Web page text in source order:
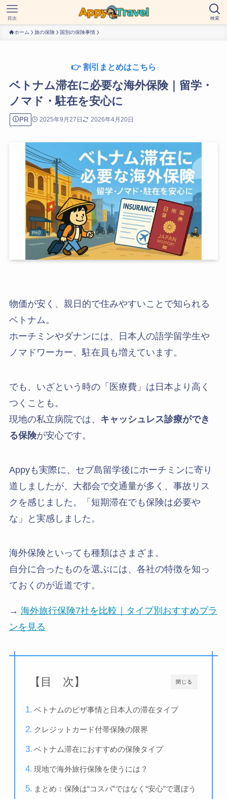
検索
目次
ホーム 旅の保険 国別の保険事情
👉 割引まとめはこちら
ベトナム滞在に必要な海外保険｜留学・
ノマド・駐在を安心に
PR 2025年9月27日 2026年4月20日
物価が安く、親日的で住みやすいことで知られる
ベトナム。
ホーチミンやダナンには、日本人の語学留学生や
ノマドワーカー、駐在員も増えています。
でも、いざという時の「医療費」は日本より高く
つくことも。
現地の私立病院では、 キャッシュレス診療ができ
る保険が安心です。
Appyも実際に、セブ島留学後にホーチミンに寄り
道しましたが、大都会で交通量が多く、事故リス
クを感じました。「短期滞在でも保険は必要や
な」と実感しました。
海外保険といっても種類はさまざま。
自分に合ったものを選ぶには、各社の特徴を知っ
ておくのが近道です。
→ 海外旅行保険7社を比較｜タイプ別おすすめプラ
ンを見る
閉じる
【目 次】
ベトナムのビザ事情と日本人の滞在タイプ
クレジットカード付帯保険の限界
ベトナム滞在におすすめの保険タイプ
現地で海外旅行保険を使うには？
まとめ：保険は“コスパ”ではなく“安心”で選ぼう